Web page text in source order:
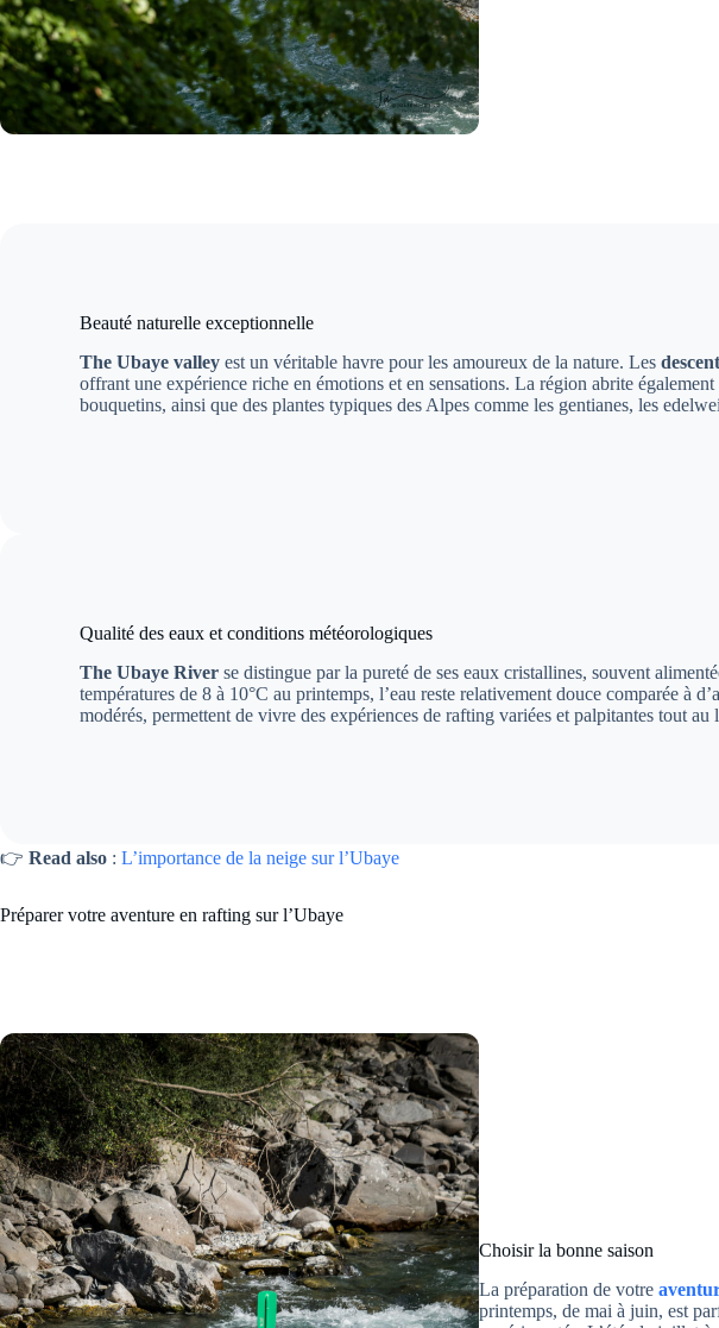
Beauté naturelle exceptionnelle
The Ubaye valley est un véritable havre pour les amoureux de la nature. Les
offrant une expérience riche en émotions et en sensations. La région abrite
bouquetins, ainsi que des plantes typiques des Alpes comme les gentianes, les
Qualité des eaux et conditions météorologiques
The Ubaye River se distingue par la pureté de ses eaux cristallines, souvent
températures de 8 à 10°C au printemps, l’eau reste relativement douce comparée à
modérés, permettent de vivre des expériences de rafting variées et palpitantes tout au
👉 Read also : L’importance de la neige sur l’Ubaye
Préparer votre aventure en rafting sur l’Ubaye
Choisir la bonne saison
La préparation de votre
printemps, de mai à juin, est